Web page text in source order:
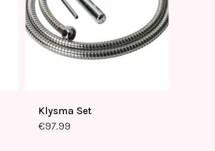
Klysma Set
€97.99